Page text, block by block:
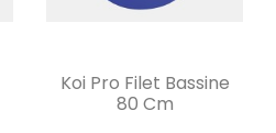
Aperçu rapide
Koi Pro Filet Bassine
80 Cm